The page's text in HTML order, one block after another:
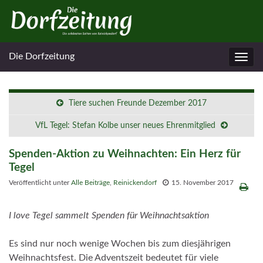
Die Dorfzeitung
Tiere suchen Freunde Dezember 2017
VfL Tegel: Stefan Kolbe unser neues Ehrenmitglied
Spenden-Aktion zu Weihnachten: Ein Herz für
Tegel
Veröffentlicht unterAlle Beiträge Reinickendorf 15. November 2017
I love Tegel sammelt Spenden für Weihnachtsaktion
Es sind nur noch wenige Wochen bis zum diesjährigen
Weihnachtsfest. Die Adventszeit bedeutet für viele